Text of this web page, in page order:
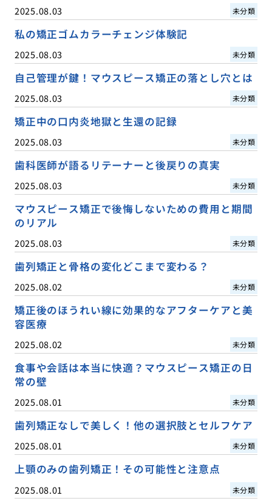
2025.08.03 未分類
私の矯正ゴムカラーチェンジ体験記
2025.08.03 未分類
自己管理が鍵！マウスピース矯正の落とし穴とは
2025.08.03 未分類
矯正中の口内炎地獄と生還の記録
2025.08.03 未分類
歯科医師が語るリテーナーと後戻りの真実
2025.08.03 未分類
マウスピース矯正で後悔しないための費用と期間
のリアル
2025.08.03 未分類
歯列矯正と骨格の変化どこまで変わる？
2025.08.02 未分類
矯正後のほうれい線に効果的なアフターケアと美
容医療
2025.08.02 未分類
食事や会話は本当に快適？マウスピース矯正の日
常の壁
2025.08.01 未分類
歯列矯正なしで美しく！他の選択肢とセルフケア
2025.08.01 未分類
上顎のみの歯列矯正！その可能性と注意点
2025.08.01 未分類